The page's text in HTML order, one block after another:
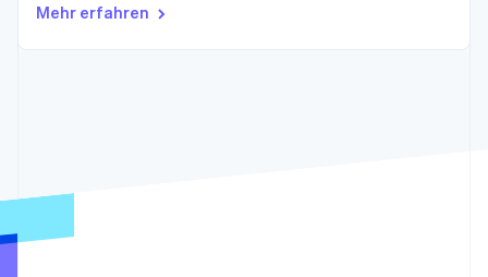
Radar
Ecosystem
Mehr erfahren